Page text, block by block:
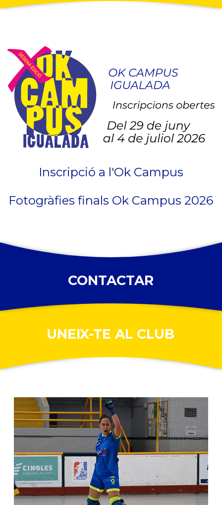
Inscripció a l'Ok Campus
Fotogràfies finals Ok Campus 2026
CONTACTAR
UNEIX-TE AL CLUB